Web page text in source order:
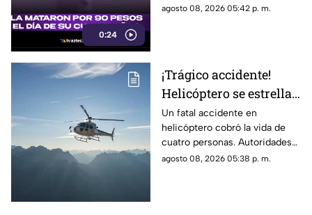
0:24
cuando presuntamente un
agosto 08, 2026 05:42 p. m.
¡Trágico accidente!
Helicóptero se estrella
en zona boscosa y
mueren cuatro
personas
Un fatal accidente en
helicóptero cobró la vida de
cuatro personas. Autoridades
confirmaron que la aeronave
agosto 08, 2026 05:38 p. m.